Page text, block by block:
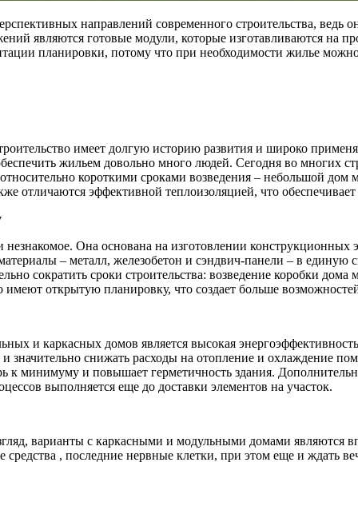
направлений современного строительства, ведь
являются готовые модули, которые изготавливаются на
планировки, потому что при необходимости жилье
имеет долгую историю развития и широко
жильем довольно много людей. Сегодня во многих
короткими сроками возведения – небольшой
отличаются эффективной теплоизоляцией, что
Она основана на изготовлении
– металл, железобетон и сэндвич-панели – в
сократить сроки строительства: возведение коробки дома
открытую планировку, что создает больше
и каркасных домов является высокая
снижать расходы на отопление и охлаждение
к минимуму и повышает герметичность здания.
выполняется еще до доставки элементов на участок.
варианты с каркасными и модульными домами являются
, последние нервные клетки, при этом еще и ждать